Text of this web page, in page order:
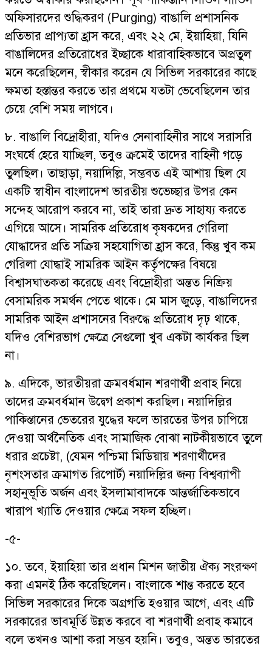
অফিসারদের শুদ্ধিকরণ (Purging) বাঙালি প্রশাসনিক
প্রতিভার প্রাপ্যতা হ্রাস করে, এবং ২২ মে, ইয়াহিয়া, যিনি
বাঙালিদের প্রতিরোধের ইচ্ছাকে ধারাবাহিকভাবে অপ্রতুল
মনে করেছিলেন, স্বীকার করেন যে সিভিল সরকারের কাছে
ক্ষমতা হস্তান্তর করতে তার প্রথমে যতটা ভেবেছিলেন তার
চেয়ে বেশি সময় লাগবে।
৮. বাঙালি বিদ্রোহীরা, যদিও সেনাবাহিনীর সাথে সরাসরি
সংঘর্ষে হেরে যাচ্ছিল, তবুও ক্রমেই তাদের বাহিনী গড়ে
তুলছিল। তাছাড়া, নয়াদিল্লি, সম্ভবত এই আশায় ছিল যে
একটি স্বাধীন বাংলাদেশ ভারতীয় শুভেচ্ছার উপর কেন
সন্দেহ আরোপ করবে না, তাই তারা দ্রুত সাহায্য করতে
এগিয়ে আসে। সামরিক প্রতিরোধ কৃষকদের গেরিলা
যোদ্ধাদের প্রতি সক্রিয় সহযোগিতা হ্রাস করে, কিন্তু খুব কম
গেরিলা যোদ্ধাই সামরিক আইন কর্তৃপক্ষের বিষয়ে
বিশ্বাসঘাতকতা করেছে এবং বিদ্রোহীরা অন্তত নিষ্ক্রিয়
বেসামরিক সমর্থন পেতে থাকে। মে মাস জুড়ে, বাঙালিদের
সামরিক আইন প্রশাসনের বিরুদ্ধে প্রতিরোধ দৃঢ় থাকে,
যদিও বেশিরভাগ ক্ষেত্রে সেগুলো খুব একটা কার্যকর ছিল
না।
৯. এদিকে, ভারতীয়রা ক্রমবর্ধমান শরণার্থী প্রবাহ নিয়ে
তাদের ক্রমবর্ধমান উদ্বেগ প্রকাশ করছিল। নয়াদিল্লির
পাকিস্তানের ভেতরের যুদ্ধের ফলে ভারতের উপর চাপিয়ে
দেওয়া অর্থনৈতিক এবং সামাজিক বোঝা নাটকীয়ভাবে তুলে
ধরার প্রচেষ্টা, (যেমন পশ্চিমা মিডিয়ায় শরণার্থীদের
নৃশংসতার ক্রমাগত রিপোর্ট) নয়াদিল্লির জন্য বিশ্বব্যাপী
সহানুভূতি অর্জন এবং ইসলামাবাদকে আন্তর্জাতিকভাবে
খারাপ খ্যাতি দেওয়ার ক্ষেত্রে সফল হচ্ছিল।
-৫-
১০. তবে, ইয়াহিয়া তার প্রধান মিশন জাতীয় ঐক্য সংরক্ষণ
করা এমনই ঠিক করেছিলেন। বাংলাকে শান্ত করতে হবে
সিভিল সরকারের দিকে অগ্রগতি হওয়ার আগে, এবং এটি
সরকারের ভাবমূর্তি উন্নত করবে বা শরণার্থী প্রবাহ কমাবে
বলে তখনও আশা করা সম্ভব হয়নি। তবুও, অন্তত ভারতের